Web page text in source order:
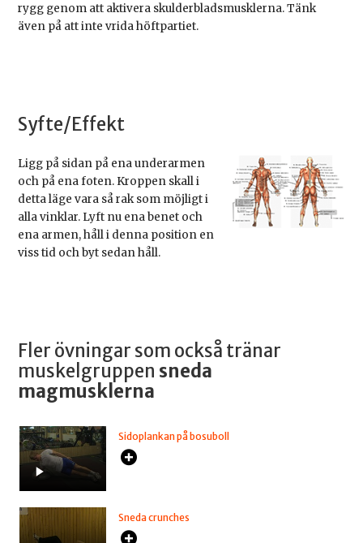
rygg genom att aktivera skulderbladsmusklerna. Tänk
även på att inte vrida höftpartiet.
Syfte/Effekt
Ligg på sidan på ena underarmen
och på ena foten. Kroppen skall i
detta läge vara så rak som möjligt i
alla vinklar. Lyft nu ena benet och
ena armen, håll i denna position en
viss tid och byt sedan håll.
Fler övningar som också tränar
muskelgruppen sneda
magmusklerna
Sidoplankan på bosuboll
Sneda crunches